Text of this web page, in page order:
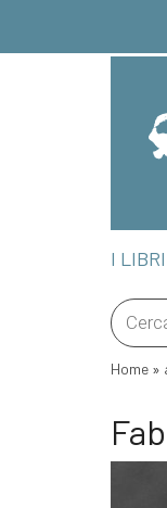
I LIBRI
search
Home »